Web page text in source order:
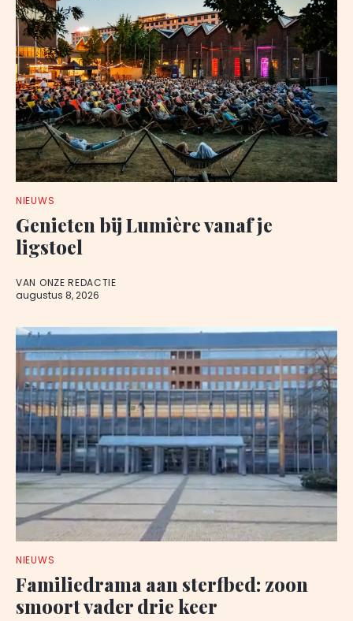
NIEUWS
Genieten bij Lumière vanaf je
ligstoel
VAN ONZE REDACTIE
augustus 8, 2026
NIEUWS
Familiedrama aan sterfbed: zoon
smoort vader drie keer